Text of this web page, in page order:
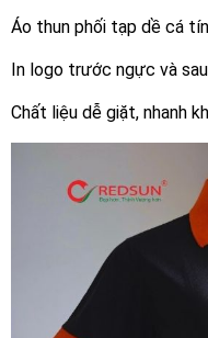
Áo thun phối tạp dề cá
In logo trước ngực và
Chất liệu dễ giặt, nhanh